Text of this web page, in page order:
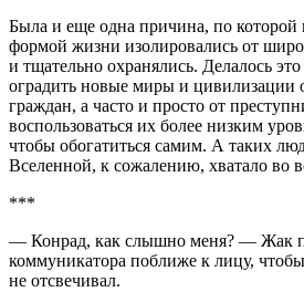
Была и еще одна причина, по которой
формой жизни изолировались от
и тщательно охранялись. Делалось
оградить новые миры и цивилизации
граждан, а часто и просто от
воспользоваться их более низким
чтобы обогатиться самим. А таких
Вселенной, к сожалению, хватало во
***
— Конрад, как слышно меня? — Жак
коммуникатора поближе к лицу,
не отсвечивал.